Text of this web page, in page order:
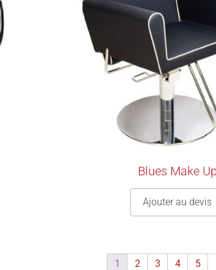
Blues Make Up
Ajouter au devis
1 2 3 4 5